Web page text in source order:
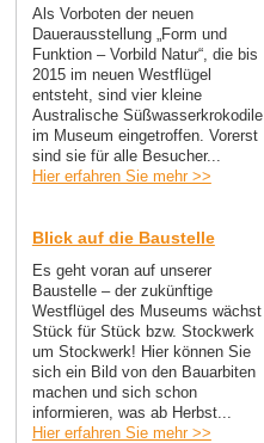
Als Vorboten der neuen
Dauerausstellung „Form und
Funktion – Vorbild Natur“, die bis
2015 im neuen Westflügel
entsteht, sind vier kleine
Australische Süßwasserkrokodile
im Museum eingetroffen. Vorerst
sind sie für alle Besucher...
Hier erfahren Sie mehr >>
Blick auf die Baustelle
Es geht voran auf unserer
Baustelle – der zukünftige
Westflügel des Museums wächst
Stück für Stück bzw. Stockwerk
um Stockwerk! Hier können Sie
sich ein Bild von den Bauarbiten
machen und sich schon
informieren, was ab Herbst...
Hier erfahren Sie mehr >>